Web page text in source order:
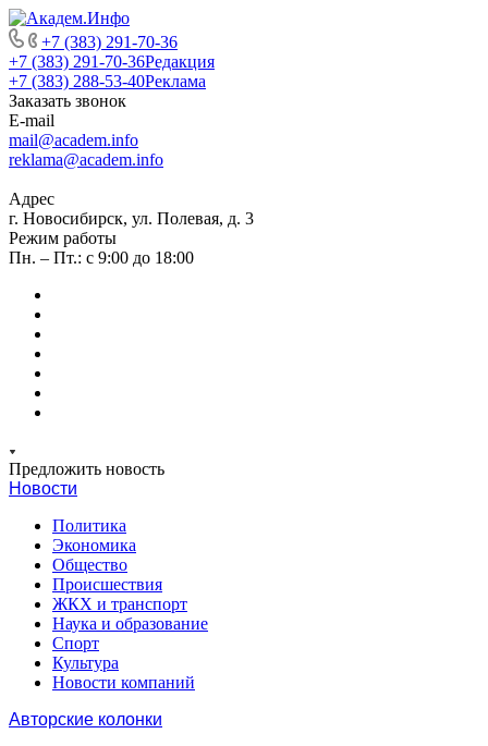
+7 (383) 291-70-36
+7 (383) 291-70-36Редакция
+7 (383) 288-53-40Реклама
Заказать звонок
E-mail
mail@academ.info
reklama@academ.info
Адрес
г. Новосибирск, ул. Полевая, д. 3
Режим работы
Пн. – Пт.: с 9:00 до 18:00
Предложить новость
Новости
Политика
Экономика
Общество
Происшествия
ЖКХ и транспорт
Наука и образование
Спорт
Культура
Новости компаний
Авторские колонки